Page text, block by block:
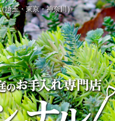
埼玉・東京・神奈川）